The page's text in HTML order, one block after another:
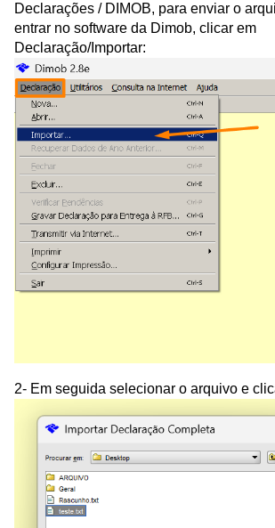
Declarações / DIMOB, para enviar o
entrar no software da Dimob, clicar em
Declaração/Importar:
2- Em seguida selecionar o arquivo e